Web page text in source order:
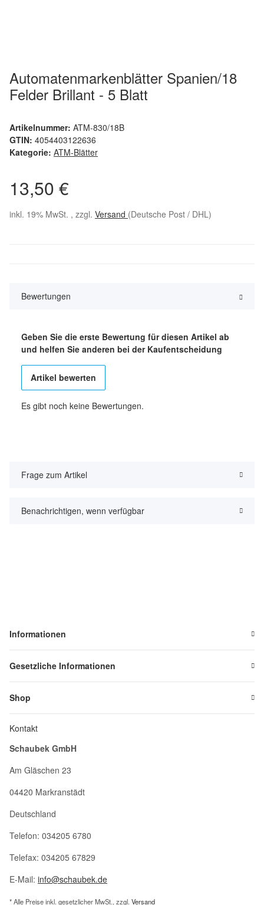
Automatenmarkenblätter Spanien/18
Felder Brillant - 5 Blatt
Artikelnummer: ATM-830/18B
GTIN: 4054403122636
Kategorie: ATM-Blätter
13,50 €
inkl. 19% MwSt. , zzgl. Versand (Deutsche Post / DHL)
Bewertungen
Geben Sie die erste Bewertung für diesen Artikel ab
und helfen Sie anderen bei der Kaufentscheidung
Artikel bewerten
Es gibt noch keine Bewertungen.
Frage zum Artikel
Benachrichtigen, wenn verfügbar
Informationen
Gesetzliche Informationen
Shop
Kontakt
Schaubek GmbH
Am Gläschen 23
04420 Markranstädt
Deutschland
Telefon: 034205 6780
Telefax: 034205 67829
E-Mail: info@schaubek.de
* Alle Preise inkl. gesetzlicher MwSt., zzgl. Versand